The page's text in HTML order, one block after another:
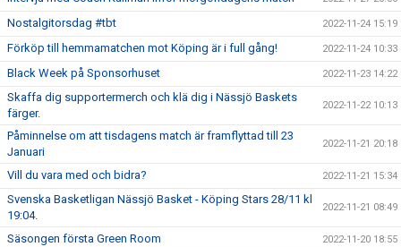
Nostalgitorsdag #tbt 2022-11-24 15:19
Förköp till hemmamatchen mot Köping är i full gång! 2022-11-24 10:33
Black Week på Sponsorhuset 2022-11-23 14:22
Skaffa dig supportermerch och klä dig i Nässjö Baskets
färger.
2022-11-22 10:13
Påminnelse om att tisdagens match är framflyttad till 23
Januari
2022-11-21 20:18
Vill du vara med och bidra? 2022-11-21 15:34
Svenska Basketligan Nässjö Basket - Köping Stars 28/11 kl
19:04.
2022-11-21 08:49
Säsongen första Green Room 2022-11-20 18:55